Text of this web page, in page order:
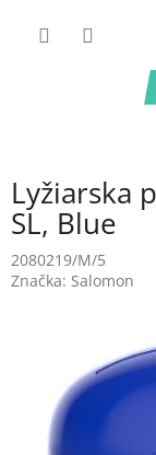
Lyžiarska
SL, Blue
2080219/M/5
Značka: Salomon